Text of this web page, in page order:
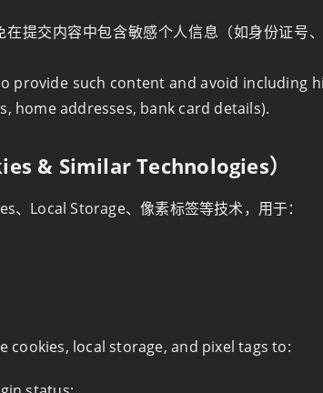
提交内容中包含敏感个人信息（如身份证号
provide such content and avoid including
home addresses, bank card details).
& Similar Technologies）
、Local Storage、像素标签等技术，用于：
cookies, local storage, and pixel tags to: